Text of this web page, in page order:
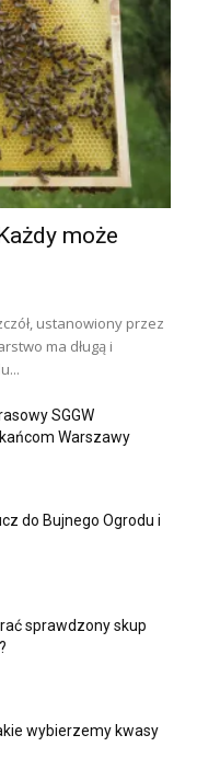
może
ustanowiony przez
ma długą i
SGGW
Warszawy
do Bujnego Ogrodu i
sprawdzony skup
wybierzemy kwasy